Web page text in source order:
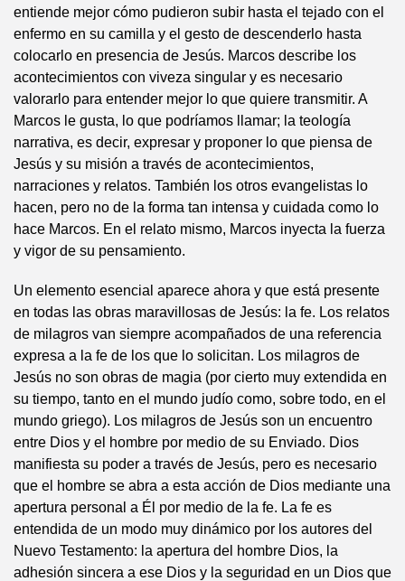
entiende mejor cómo pudieron subir hasta el tejado con el
enfermo en su camilla y el gesto de descenderlo hasta
colocarlo en presencia de Jesús. Marcos describe los
acontecimientos con viveza singular y es necesario
valorarlo para entender mejor lo que quiere transmitir. A
Marcos le gusta, lo que podríamos llamar; la teología
narrativa, es decir, expresar y proponer lo que piensa de
Jesús y su misión a través de acontecimientos,
narraciones y relatos. También los otros evangelistas lo
hacen, pero no de la forma tan intensa y cuidada como lo
hace Marcos. En el relato mismo, Marcos inyecta la fuerza
y vigor de su pensamiento.
Un elemento esencial aparece ahora y que está presente
en todas las obras maravillosas de Jesús: la fe. Los relatos
de milagros van siempre acompañados de una referencia
expresa a la fe de los que lo solicitan. Los milagros de
Jesús no son obras de magia (por cierto muy extendida en
su tiempo, tanto en el mundo judío como, sobre todo, en el
mundo griego). Los milagros de Jesús son un encuentro
entre Dios y el hombre por medio de su Enviado. Dios
manifiesta su poder a través de Jesús, pero es necesario
que el hombre se abra a esta acción de Dios mediante una
apertura personal a Él por medio de la fe. La fe es
entendida de un modo muy dinámico por los autores del
Nuevo Testamento: la apertura del hombre Dios, la
adhesión sincera a ese Dios y la seguridad en un Dios que